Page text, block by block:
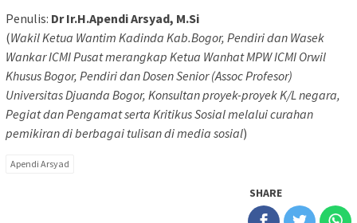
Penulis: Dr Ir.H.Apendi Arsyad, M.Si
(Wakil Ketua Wantim Kadinda Kab.Bogor, Pendiri dan Wasek
Wankar ICMI Pusat merangkap Ketua Wanhat MPW ICMI Orwil
Khusus Bogor, Pendiri dan Dosen Senior (Assoc Profesor)
Universitas Djuanda Bogor, Konsultan proyek-proyek K/L negara,
Pegiat dan Pengamat serta Kritikus Sosial melalui curahan
pemikiran di berbagai tulisan di media sosial)
Apendi Arsyad
SHARE